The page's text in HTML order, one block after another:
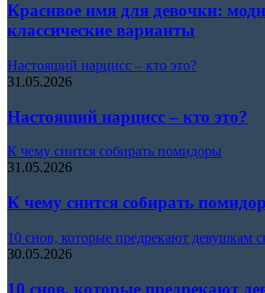
Красивое имя для девочки:
классические варианты
Настоящий нарцисс – кто это?
31.05.2026
Настоящий нарцисс – кто это?
К чему снится собирать помидоры
31.05.2026
К чему снится собирать
10 снов, которые предрекают девушкам
30.05.2026
10 снов, которые предрекают